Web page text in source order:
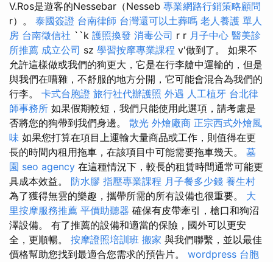
V.Ros是遊客的Nessebar（Nesseb 專業網路行銷策略顧問
r）。 泰國簽證 台南律師 台灣還可以土葬嗎 老人養護 單人
房 台南徵信社 ``k 護照換發 消毒公司 r r 月子中心 醫美診
所推薦 成立公司 sz 學習按摩專業課程 v'做到了。 如果不
允許這樣做或我們的狗更大，它是在行李艙中運輸的，但是
與我們在嘈雜，不舒服的地方分開，它可能會混合為我們的
行李。 卡式台胞證 旅行社代辦護照 外遇 人工植牙 台北律
師事務所 如果假期較短，我們只能使用此選項，請考慮是
否將您的狗帶到我們身邊。 散光 外燴廠商 正宗西式外燴風
味 如果您打算在項目上運輸大量商品或工作，則值得在更
長的時間內租用拖車，在該項目中可能需要拖車幾天。 墓
園 seo agency 在這種情況下，較長的租賃時間通常可能更
具成本效益。 防水膠 指壓專業課程 月子餐多少錢 養生村
為了獲得無雲的樂趣，攜帶所需的所有設備也很重要。 大
里按摩服務推薦 平價助聽器 確保有皮帶牽引，槍口和狗沼
澤設備。 有了推薦的設備和適當的保險，國外可以更安
全，更順暢。 按摩證照培訓班 搬家 與我們聯繫，並以最佳
價格幫助您找到最適合您需求的預告片。 wordpress 台胞